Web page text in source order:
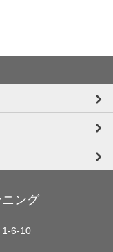
ング
1-6-10